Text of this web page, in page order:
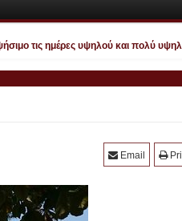
τις ημέρες υψηλού και πολύ υψηλού
Email